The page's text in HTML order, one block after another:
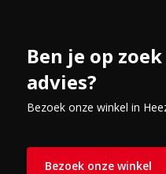
Ben je op
advies?
Bezoek onze winkel in
Bezoek onze winkel